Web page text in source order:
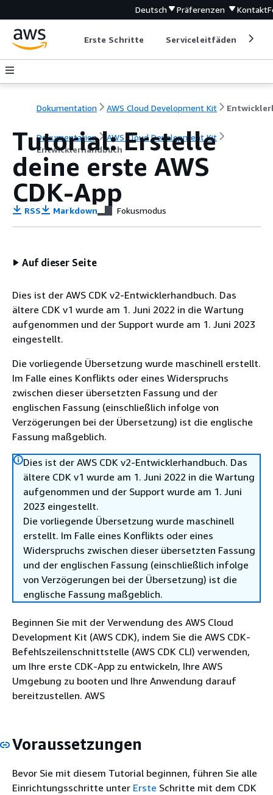
Deutsch Präferenzen Kontakt
Erste Schritte Serviceleitfäden
Dokumentation AWS Cloud Development Kit
Dokumentation
AWS Cloud Development Kit
Entwicklerhandbuch
Tutorial: Erstelle
deine erste AWS
CDK-App
RSS Markdown Fokusmodus
Auf dieser Seite
Dies ist der AWS CDK v2-Entwicklerhandbuch. Das
ältere CDK v1 wurde am 1. Juni 2022 in die Wartung
aufgenommen und der Support wurde am 1. Juni 2023
eingestellt.
Die vorliegende Übersetzung wurde maschinell erstellt.
Im Falle eines Konflikts oder eines Widerspruchs
zwischen dieser übersetzten Fassung und der
englischen Fassung (einschließlich infolge von
Verzögerungen bei der Übersetzung) ist die englische
Fassung maßgeblich.
Dies ist der AWS CDK v2-Entwicklerhandbuch. Das
ältere CDK v1 wurde am 1. Juni 2022 in die Wartung
aufgenommen und der Support wurde am 1. Juni
2023 eingestellt.
Die vorliegende Übersetzung wurde maschinell
erstellt. Im Falle eines Konflikts oder eines
Widerspruchs zwischen dieser übersetzten Fassung
und der englischen Fassung (einschließlich infolge
von Verzögerungen bei der Übersetzung) ist die
englische Fassung maßgeblich.
Beginnen Sie mit der Verwendung des AWS Cloud
Development Kit (AWS CDK), indem Sie die AWS CDK-
Befehlszeilenschnittstelle (AWS CDK CLI) verwenden,
um Ihre erste CDK-App zu entwickeln, Ihre AWS
Umgebung zu booten und Ihre Anwendung darauf
bereitzustellen. AWS
Voraussetzungen
Bevor Sie mit diesem Tutorial beginnen, führen Sie alle
Einrichtungsschritte unter Erste Schritte mit dem CDK